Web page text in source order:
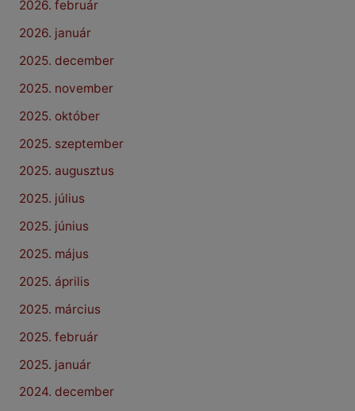
2026. február
2026. január
2025. december
2025. november
2025. október
2025. szeptember
2025. augusztus
2025. július
2025. június
2025. május
2025. április
2025. március
2025. február
2025. január
2024. december